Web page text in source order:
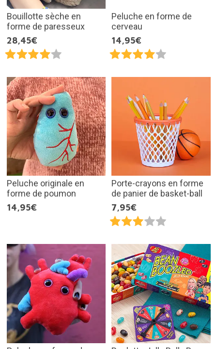
Bouillotte sèche en
forme de paresseux
28,45€
Peluche en forme de
cerveau
14,95€
Peluche originale en
forme de poumon
14,95€
Porte-crayons en forme
de panier de basket-ball
7,95€